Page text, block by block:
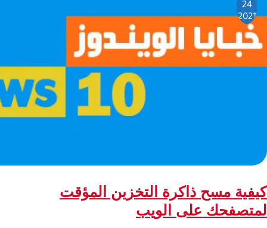
24
2021
كيفية مسح ذاكرة التخزين المؤقت
لمتصفحك على الويب